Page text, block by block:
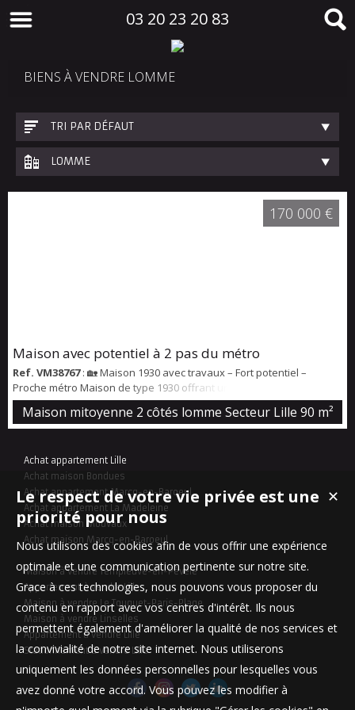
03 20 23 20 83
BIENS À VENDRE LOMME
TRI PAR DÉFAUT
LOMME
Maison avec potentiel à 2 pas du métro
Ref. VM38767: 🏡 Maison 1930 avec travaux – Fort potentiel –
Proche métro Maison de type 1930 offrant un beau potentiel après
rénovation. Idéalement située à proximité immédiate du métro, elle
bénéficie d’un emplacement recherché, proche des commerces,
écoles et axes principaux. Cette maison se compose d’un séjour
bains. Des travaux sont...
Maison mitoyenne 2 côtés lomme Secteur Lille 90 m²
170 000 €
Achat appartement Lille
Achat maison Bondues
Achat appartement Marcq-en-Baroeul
Achat appartement La Madeleine
Achat maison Mouvaux
Achat maison Marcq-en-Baroeul
Maison à vendre Templeuve-en-Pévèle
Appartement à vendre Lille
Maison à vendre Le Touquet-Paris-Plage
Maison à vendre Linselles
Appartement à vendre Lille
Stationnement à vendre Lille
✕
Le respect de votre vie privée est une
priorité pour nous
Nous utilisons des cookies afin de vous offrir une expérience
optimale et une communication pertinente sur notre site.
Grace à ces technologies, nous pouvons vous proposer du
contenu en rapport avec vos centres d'intérêt. Ils nous
permettent également d'améliorer la qualité de nos services et
la convivialité de notre site internet. Nous utiliserons
uniquement les données personnelles pour lesquelles vous
avez donné votre accord. Vous pouvez les modifier à